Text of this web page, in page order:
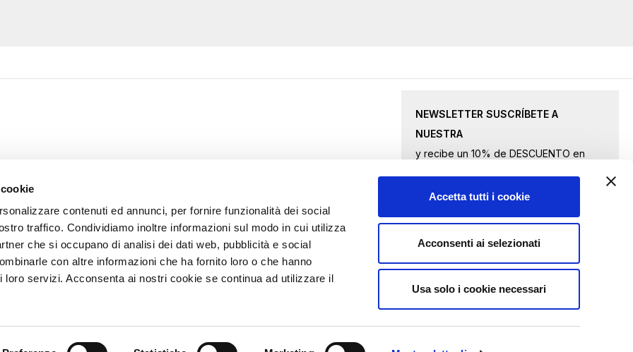
contenuti ed annunci, per fornire funzionalità dei social
traffico. Condividiamo inoltre informazioni sul modo in cui utilizza
che si occupano di analisi dei dati web, pubblicità e social
con altre informazioni che ha fornito loro o che hanno
loro servizi. Acconsenta ai nostri cookie se continua ad utilizzare il
Accetta tutti i cookie
Acconsenti ai selezionati
Usa solo i cookie necessari
NEWSLETTER SUSCRÍBETE A
NUESTRA
y recibe un 10% de DESCUENTO en
a
nuestro
boletín
de
ENVIAR CONSULTA